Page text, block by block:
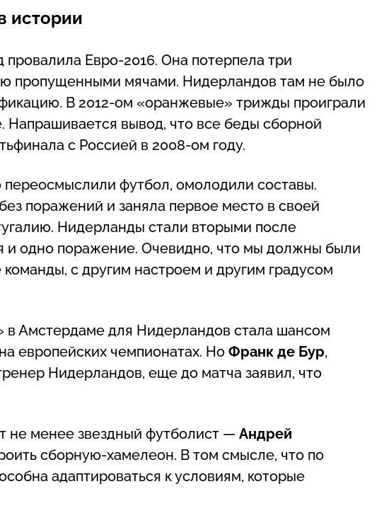
истории
провалила Евро-2016. Она потерпела три
пропущенными мячами. Нидерландов там не было
В 2012-ом «оранжевые» трижды проиграли
Напрашивается вывод, что все беды сборной
с Россией в 2008-ом году.
футбол, омолодили составы.
поражений и заняла первое место в своей
Нидерланды стали вторыми после
и одно поражение. Очевидно, что мы должны были
с другим настроем и другим градусом
Амстердаме для Нидерландов стала шансом
европейских чемпионатах. Но Франк де Бур,
Нидерландов, еще до матча заявил, что
не менее звездный футболист — Андрей
сборную-хамелеон. В том смысле, что по
адаптироваться к условиям, которые